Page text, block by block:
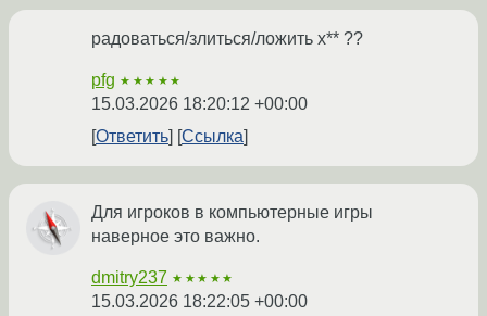
радоваться/злиться/ложить х** ??
pfg ★★★★★
15.03.2026 18:20:12 +00:00
Ответить
Ссылка
Для игроков в компьютерные игры
наверное это важно.
dmitry237 ★★★★★
15.03.2026 18:22:05 +00:00